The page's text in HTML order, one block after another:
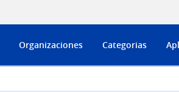
Organizaciones Categorias